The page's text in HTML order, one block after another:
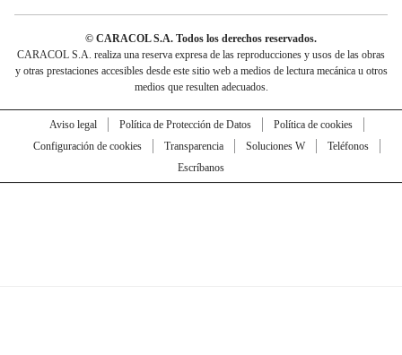
© CARACOL S.A. Todos los derechos reservados.
CARACOL S.A. realiza una reserva expresa de las reproducciones y usos de las obras
y otras prestaciones accesibles desde este sitio web a medios de lectura mecánica u otros
medios que resulten adecuados.
Aviso legal Política de Protección de Datos
Política de cookies
Configuración de cookies
Transparencia Soluciones W
Teléfonos
Escríbanos